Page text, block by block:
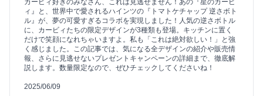
カービィ好きのみなさん、これは見逃せません！あの『星のカービ
ィ』と、世界中で愛されるハインツの『トマトケチャップ 逆さボト
ル』が、夢の可愛すぎるコラボを実現しました！人気の逆さボトル
に、カービィたちの限定デザインが3種類も登場。キッチンに置く
だけで笑顔になれちゃいますよ。私も「これは絶対欲しい！」と強
く感じました。この記事では、気になる全デザインの紹介や販売情
報、さらに見逃せないプレゼントキャンペーンの詳細まで、徹底解
説します。数量限定なので、ぜひチェックしてくださいね！
2025/06/09